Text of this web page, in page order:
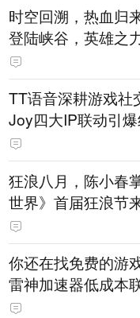
时空回溯，热血归
登陆峡谷，英雄之
斗！
TT语音深耕游戏
Joy四大IP联动引
狂浪八月，陈小春
世界》首届狂浪节
直播即将开启
你还在找免费的游
雷神加速器低成本
免费试用